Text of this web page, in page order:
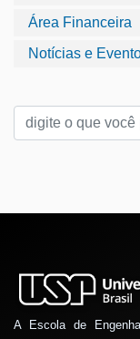
Área Financeira
Notícias e
A Escola de